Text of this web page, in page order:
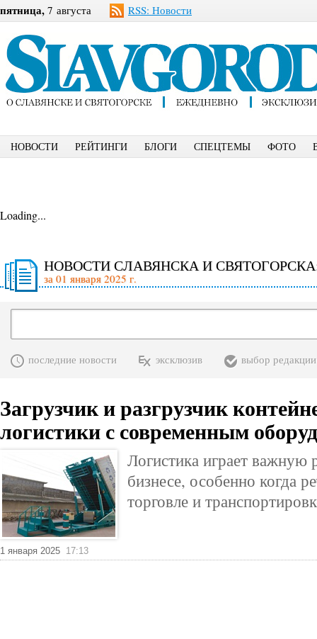
пятница, 7 августа RSS: Новости
НОВОСТИ РЕЙТИНГИ БЛОГИ СПЕЦТЕМЫ ФОТО
Loading...
НОВОСТИ СЛАВЯНСКА И
за 01 января 2025 г.
последние новости эксклюзив выбор редакции
Загрузчик и разгрузчик
логистики с современным
Логистика играет важную
бизнесе, особенно когда
торговле и
1 января 2025 17:13